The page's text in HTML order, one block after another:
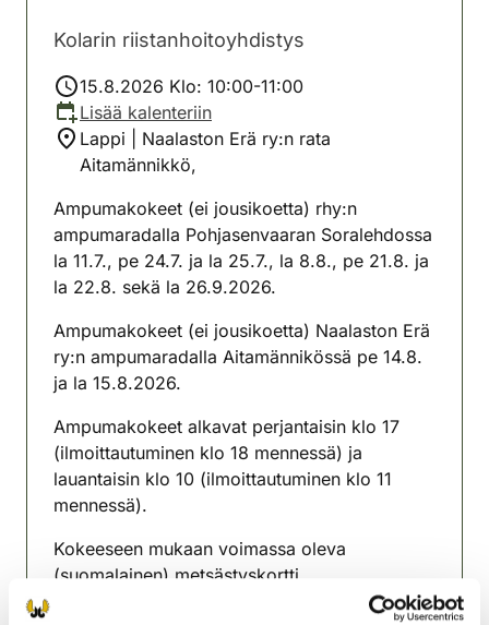
Kolarin riistanhoitoyhdistys
15.8.2026 Klo: 10:00-11:00
Lisää kalenteriin
Lappi | Naalaston Erä ry:n rata
Aitamännikkö,
Ampumakokeet (ei jousikoetta) rhy:n
ampumaradalla Pohjasenvaaran Soralehdossa
la 11.7., pe 24.7. ja la 25.7., la 8.8., pe 21.8. ja
la 22.8. sekä la 26.9.2026.
Ampumakokeet (ei jousikoetta) Naalaston Erä
ry:n ampumaradalla Aitamännikössä pe 14.8.
ja la 15.8.2026.
Ampumakokeet alkavat perjantaisin klo 17
(ilmoittautuminen klo 18 mennessä) ja
lauantaisin klo 10 (ilmoittautuminen klo 11
mennessä).
Kokeeseen mukaan voimassa oleva
(suomalainen) metsästyskortti,
henkilötodistus, voimassa oleva ase- tai